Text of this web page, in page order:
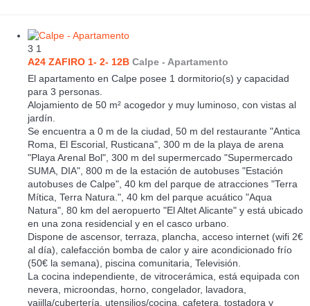
3 1
A24 ZAFIRO 1- 2- 12B Calpe - Apartamento
El apartamento en Calpe posee 1 dormitorio(s) y capacidad
para 3 personas.
Alojamiento de 50 m² acogedor y muy luminoso, con vistas al
jardín.
Se encuentra a 0 m de la ciudad, 50 m del restaurante "Antica
Roma, El Escorial, Rusticana", 300 m de la playa de arena
"Playa Arenal Bol", 300 m del supermercado "Supermercado
SUMA, DIA", 800 m de la estación de autobuses "Estación
autobuses de Calpe", 40 km del parque de atracciones "Terra
Mítica, Terra Natura.", 40 km del parque acuático "Aqua
Natura", 80 km del aeropuerto "El Altet Alicante" y está ubicado
en una zona residencial y en el casco urbano.
Dispone de ascensor, terraza, plancha, acceso internet (wifi 2€
al día), calefacción bomba de calor y aire acondicionado frío
(50€ la semana), piscina comunitaria, Televisión.
La cocina independiente, de vitrocerámica, está equipada con
nevera, microondas, horno, congelador, lavadora,
vajilla/cubertería, utensilios/cocina, cafetera, tostadora y